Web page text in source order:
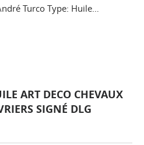
Turco Type: Huile…
ART DECO CHEVAUX
SIGNÉ DLG